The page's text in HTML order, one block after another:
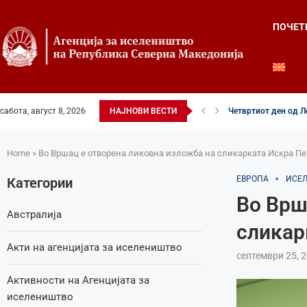
сабота, август 8, 2026 НАЈНОВИ ВЕСТИ Четвртиот ден од
Home » Во Вршац е отворена ликовна изложба на сликарката Искра
ЕВРОПА
Во
септември 25,
Категории
Австралија
Акти на агенцијата за иселеништво
Активности на Агенцијата за
иселеништво